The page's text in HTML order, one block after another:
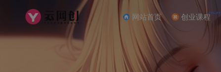
网站首页 创业课程NEW